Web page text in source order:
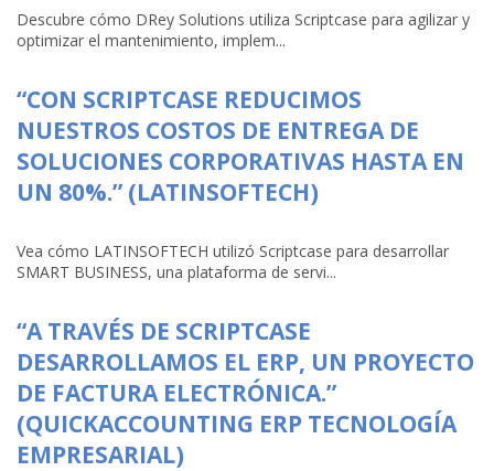
Descubre cómo DRey Solutions utiliza Scriptcase para agilizar y
optimizar el mantenimiento, implem...
“CON SCRIPTCASE REDUCIMOS
NUESTROS COSTOS DE ENTREGA DE
SOLUCIONES CORPORATIVAS HASTA EN
UN 80%.” (LATINSOFTECH)
Vea cómo LATINSOFTECH utilizó Scriptcase para desarrollar
SMART BUSINESS, una plataforma de servi...
“A TRAVÉS DE SCRIPTCASE
DESARROLLAMOS EL ERP, UN PROYECTO
DE FACTURA ELECTRÓNICA.”
(QUICKACCOUNTING ERP TECNOLOGÍA
EMPRESARIAL)